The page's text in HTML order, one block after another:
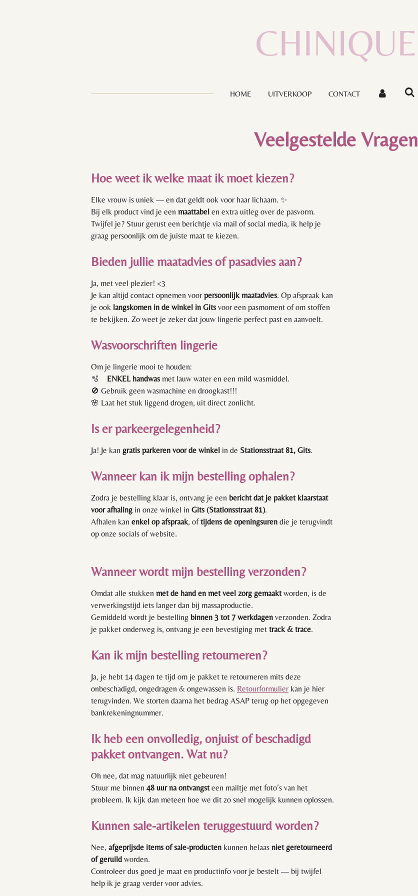
CHINIQUE
HOME UITVERKOOP CONTACT
Veelgestelde Vragen
Hoe weet ik welke maat ik moet kiezen?
Elke vrouw is uniek — en dat geldt ook voor haar lichaam. ✨
Bij elk product vind je een maattabel en extra uitleg over de pasvorm.
Twijfel je? Stuur gerust een berichtje via mail of social media, ik help je
graag persoonlijk om de juiste maat te kiezen.
Bieden jullie maatadvies of pasadvies aan?
Ja, met veel plezier! <3
Je kan altijd contact opnemen voor persoonlijk maatadvies. Op afspraak kan
je ook langskomen in de winkel in Gits voor een pasmoment of om stoffen
te bekijken. Zo weet je zeker dat jouw lingerie perfect past en aanvoelt.
Wasvoorschriften lingerie
Om je lingerie mooi te houden:
🫧 ENKEL handwas met lauw water en een mild wasmiddel.
🚫 Gebruik geen wasmachine en droogkast!!!
🌸 Laat het stuk liggend drogen, uit direct zonlicht.
Is er parkeergelegenheid?
Ja! Je kan gratis parkeren voor de winkel in de Stationsstraat 81, Gits.
Wanneer kan ik mijn bestelling ophalen?
Zodra je bestelling klaar is, ontvang je een bericht dat je pakket klaarstaat
voor afhaling in onze winkel in Gits (Stationsstraat 81).
Afhalen kan enkel op afspraak, oftijdens de openingsuren die je terugvindt
op onze socials of website.
Wanneer wordt mijn bestelling verzonden?
Omdat alle stukken met de hand en met veel zorg gemaaktworden, is de
verwerkingstijd iets langer dan bij massaproductie.
Gemiddeld wordt je bestelling binnen 3 tot 7 werkdagen verzonden. Zodra
je pakket onderweg is, ontvang je een bevestiging met track & trace.
Kan ik mijn bestelling retourneren?
Ja, je hebt 14 dagen te tijd om je pakket te retourneren mits deze
onbeschadigd, ongedragen & ongewassen is. Retourformulier kan je hier
terugvinden. We storten daarna het bedrag ASAP terug op het opgegeven
bankrekeningnummer.
Ik heb een onvolledig, onjuist of beschadigd
pakket ontvangen. Wat nu?
Oh nee, dat mag natuurlijk niet gebeuren!
Stuur me binnen 48 uur na ontvangsteen mailtje met foto’s van het
probleem. Ik kijk dan meteen hoe we dit zo snel mogelijk kunnen oplossen.
Kunnen sale-artikelen teruggestuurd worden?
Nee, afgeprijsde items of sale-producten kunnen helaas niet geretourneerd
of geruildworden.
Controleer dus goed je maat en productinfo voor je bestelt — bij twijfel
help ik je graag verder voor advies.